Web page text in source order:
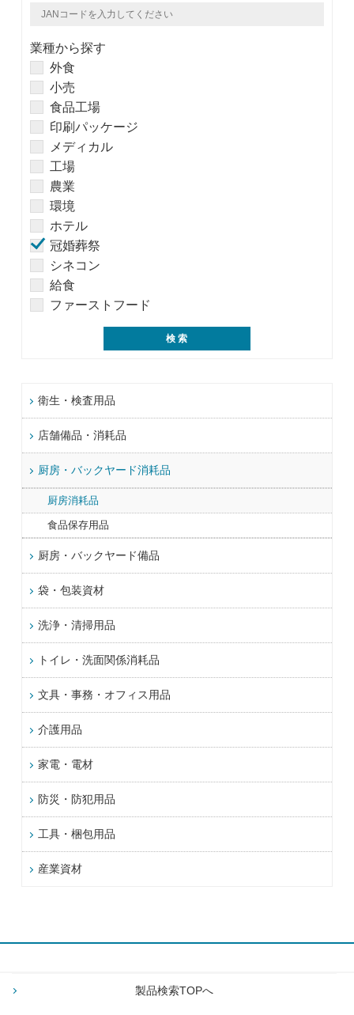
業種から探す
外食
小売
食品工場
印刷パッケージ
メディカル
工場
農業
環境
ホテル
冠婚葬祭
シネコン
給食
ファーストフード
衛生・検査用品
店舗備品・消耗品
厨房・バックヤード消耗品
厨房消耗品
食品保存用品
厨房・バックヤード備品
袋・包装資材
洗浄・清掃用品
トイレ・洗面関係消耗品
文具・事務・オフィス用品
介護用品
家電・電材
防災・防犯用品
工具・梱包用品
産業資材
製品検索TOPへ